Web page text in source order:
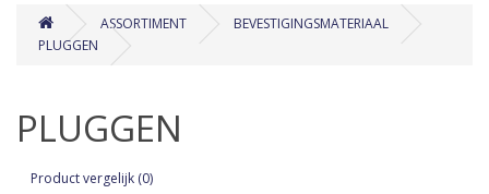
ASSORTIMENT
BEVESTIGINGSMATERIAAL
PLUGGEN
PLUGGEN
Product vergelijk (0)